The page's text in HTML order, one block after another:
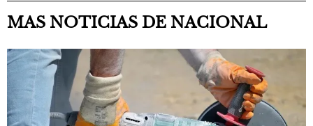
MAS NOTICIAS DE NACIONAL